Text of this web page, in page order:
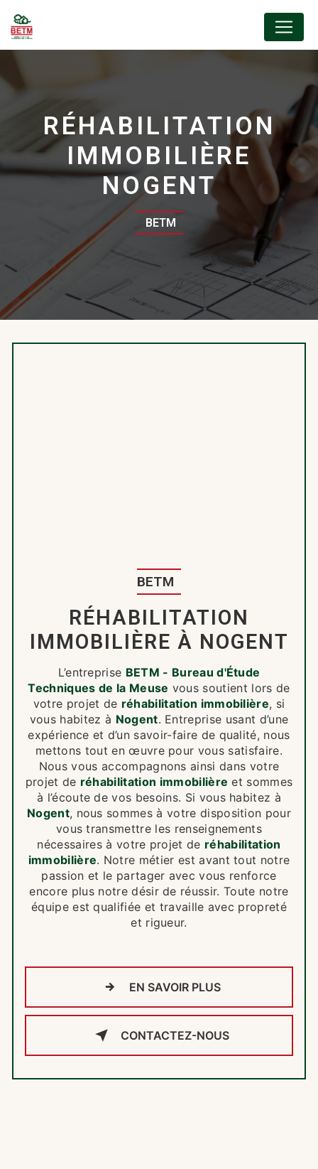
RÉHABILITATION
IMMOBILIÈRE
NOGENT
BETM
BETM
RÉHABILITATION
IMMOBILIÈRE À NOGENT
L’entreprise BETM - Bureau d'Étude
Techniques de la Meuse vous soutient lors de
votre projet de réhabilitation immobilière, si
vous habitez à Nogent. Entreprise usant d’une
expérience et d’un savoir-faire de qualité, nous
mettons tout en œuvre pour vous satisfaire.
Nous vous accompagnons ainsi dans votre
projet de réhabilitation immobilière et sommes
à l’écoute de vos besoins. Si vous habitez à
Nogent, nous sommes à votre disposition pour
vous transmettre les renseignements
nécessaires à votre projet de réhabilitation
immobilière. Notre métier est avant tout notre
passion et le partager avec vous renforce
encore plus notre désir de réussir. Toute notre
équipe est qualifiée et travaille avec propreté
et rigueur.
EN SAVOIR PLUS
CONTACTEZ-NOUS